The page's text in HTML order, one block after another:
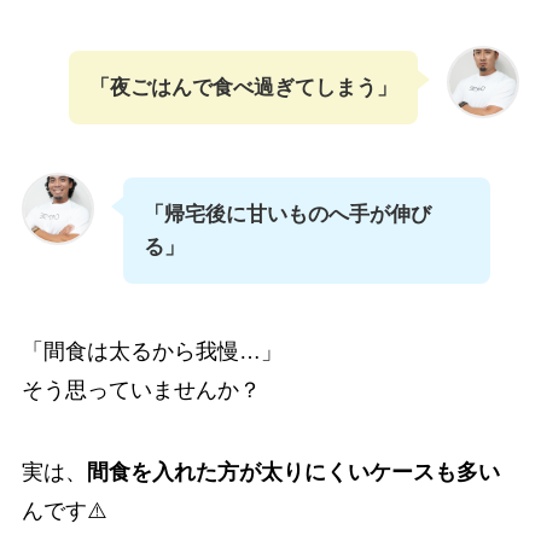
「夜ごはんで食べ過ぎてしまう」
「帰宅後に甘いものへ手が伸び
る」
「間食は太るから我慢…」
そう思っていませんか？
実は、
間食を入れた方が太りにくいケースも多い
んです⚠️